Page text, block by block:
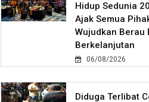
Hidup Sedunia
Ajak Semua
Wujudkan Berau
Berkelanjutan
06/08/2026
Diduga Terlibat